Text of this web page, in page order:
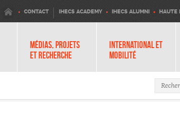
CONTACT IHECS ACADEMY IHECS ALUMNI HAUTE
MÉDIAS, PROJETS
ET RECHERCHE
INTERNATIONAL ET
MOBILITÉ